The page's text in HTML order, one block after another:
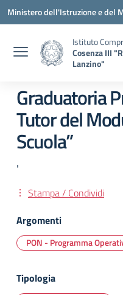
Vai ai contenuti
Vai al menu di navigazione
Vai al footer
Ministero dell'Istruzione e del
Istituto
Cosenza III
Lanzino"
Graduatoria
Tutor del
Scuola”
'
Stampa / Condividi
Argomenti
PON - Programma
Tipologia